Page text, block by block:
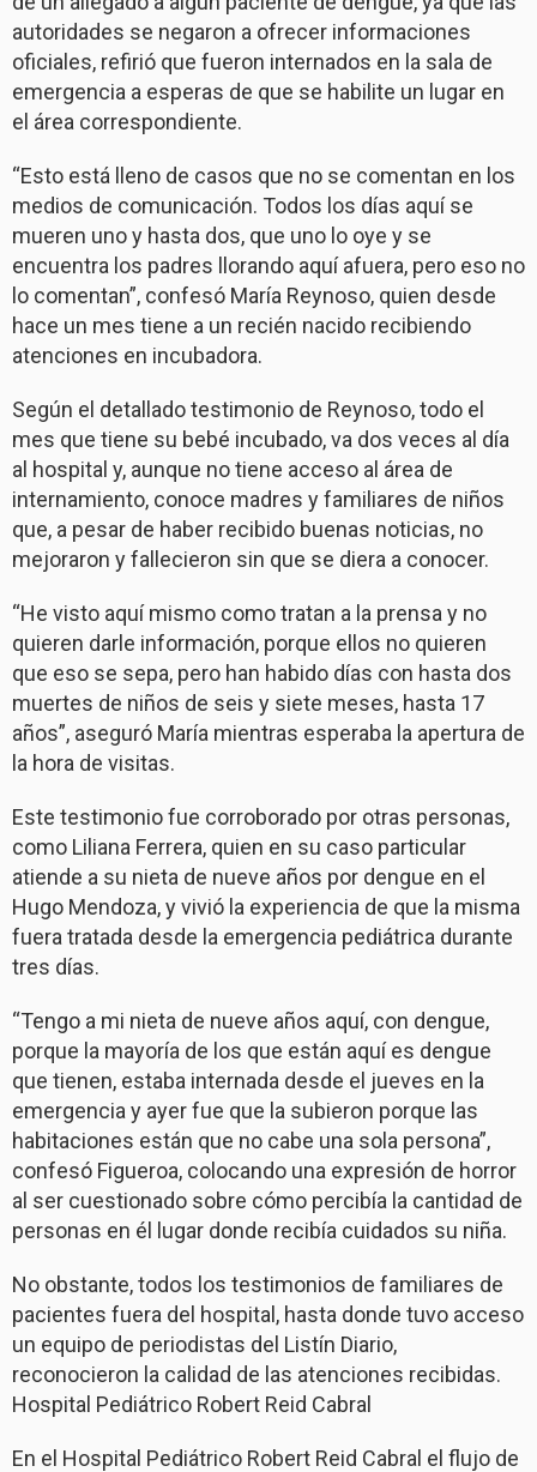
autoridades se negaron a ofrecer informaciones
oficiales, refirió que fueron internados en la sala de
emergencia a esperas de que se habilite un lugar en
el área correspondiente.
“Esto está lleno de casos que no se comentan en los
medios de comunicación. Todos los días aquí se
mueren uno y hasta dos, que uno lo oye y se
encuentra los padres llorando aquí afuera, pero eso no
lo comentan”, confesó María Reynoso, quien desde
hace un mes tiene a un recién nacido recibiendo
atenciones en incubadora.
Según el detallado testimonio de Reynoso, todo el
mes que tiene su bebé incubado, va dos veces al día
al hospital y, aunque no tiene acceso al área de
internamiento, conoce madres y familiares de niños
que, a pesar de haber recibido buenas noticias, no
mejoraron y fallecieron sin que se diera a conocer.
“He visto aquí mismo como tratan a la prensa y no
quieren darle información, porque ellos no quieren
que eso se sepa, pero han habido días con hasta dos
muertes de niños de seis y siete meses, hasta 17
años”, aseguró María mientras esperaba la apertura de
la hora de visitas.
Este testimonio fue corroborado por otras personas,
como Liliana Ferrera, quien en su caso particular
atiende a su nieta de nueve años por dengue en el
Hugo Mendoza, y vivió la experiencia de que la misma
fuera tratada desde la emergencia pediátrica durante
tres días.
“Tengo a mi nieta de nueve años aquí, con dengue,
porque la mayoría de los que están aquí es dengue
que tienen, estaba internada desde el jueves en la
emergencia y ayer fue que la subieron porque las
habitaciones están que no cabe una sola persona”,
confesó Figueroa, colocando una expresión de horror
al ser cuestionado sobre cómo percibía la cantidad de
personas en él lugar donde recibía cuidados su niña.
No obstante, todos los testimonios de familiares de
pacientes fuera del hospital, hasta donde tuvo acceso
un equipo de periodistas del Listín Diario,
reconocieron la calidad de las atenciones recibidas.
Hospital Pediátrico Robert Reid Cabral
En el Hospital Pediátrico Robert Reid Cabral el flujo de